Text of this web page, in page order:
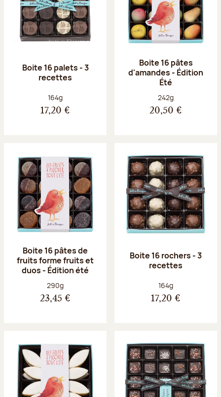
Boite 16 palets - 3
recettes
Poids net :
164g
17,20 €
Boite 16 pâtes
d'amandes - Édition
Été
Poids net :
242g
20,50 €
Boite 16 pâtes de
fruits forme fruits et
duos - Édition été
Poids net :
290g
23,45 €
Boite 16 rochers - 3
recettes
Poids net :
164g
17,20 €